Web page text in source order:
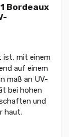
Bordeaux
ist, mit einem
auf einem
maß an UV-
bei hohen
und
haut.